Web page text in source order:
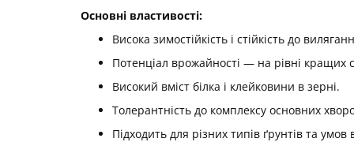
Основні властивості:
Висока зимостійкість і стійкість до
Потенціал врожайності — на рівні кращих
Високий вміст білка і клейковини в зерні.
Толерантність до комплексу основних
Підходить для різних типів ґрунтів та